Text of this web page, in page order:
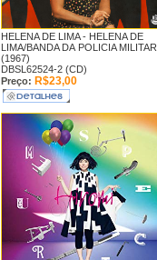
HELENA DE LIMA - HELENA DE
LIMA/BANDA DA POLICIA MILITAR
(1967)
DBSL62524-2 (CD)
Preço: R$23,00